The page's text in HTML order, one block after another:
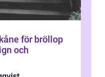
för bröllop
och